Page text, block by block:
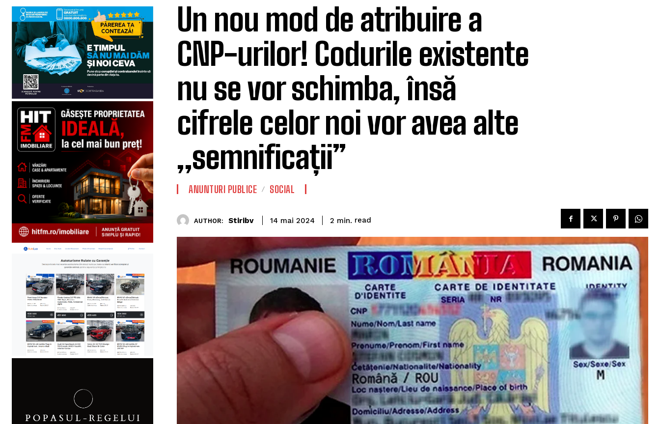
Un nou mod de atribuire a
CNP-urilor! Codurile existente
nu se vor schimba, însă
cifrele celor noi vor avea alte
„semnificații”
ANUNTURI PUBLICE SOCIAL
AUTHOR: Stiribv 14 mai 2024 2 min. read